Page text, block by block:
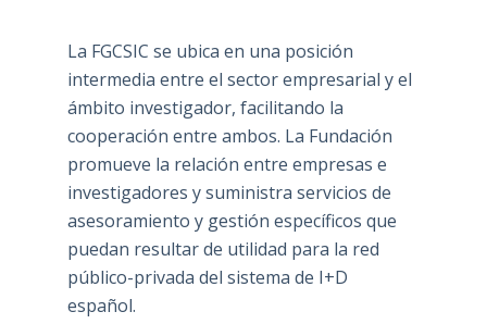
La FGCSIC se ubica en una posición
intermedia entre el sector empresarial y el
ámbito investigador, facilitando la
cooperación entre ambos. La Fundación
promueve la relación entre empresas e
investigadores y suministra servicios de
asesoramiento y gestión específicos que
puedan resultar de utilidad para la red
público-privada del sistema de I+D
español.